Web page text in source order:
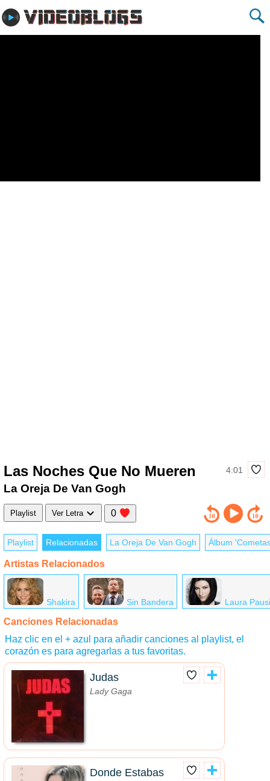
Las Noches Que No Mueren 4:01
La Oreja De Van Gogh
Playlist Ver Letra 0
Playlist Relacionadas La Oreja De Van Gogh Álbum
Artistas Relacionados
Shakira Sin Bandera Laura
Canciones Relacionadas
Haz clic en el + azul para añadir canciones al playlist, el
corazón es para agregarlas a tus favoritas.
Judas
Lady Gaga
Donde Estabas